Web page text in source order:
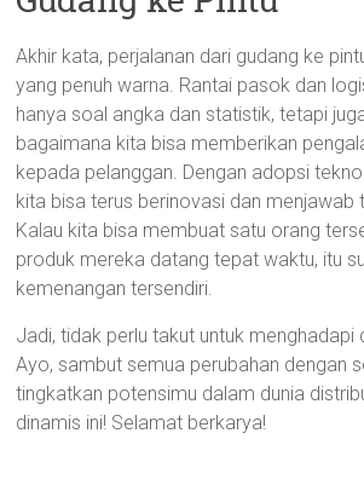
Akhir kata, perjalanan dari gudang ke
yang penuh warna. Rantai pasok dan
hanya soal angka dan statistik, tetapi
bagaimana kita bisa memberikan
kepada pelanggan. Dengan adopsi
kita bisa terus berinovasi dan menjawab
Kalau kita bisa membuat satu orang
produk mereka datang tepat waktu, itu
kemenangan tersendiri.
Jadi, tidak perlu takut untuk menghadapi
Ayo, sambut semua perubahan dengan
tingkatkan potensimu dalam dunia
dinamis ini! Selamat berkarya!